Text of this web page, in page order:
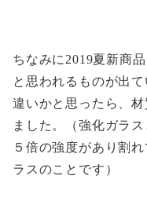
ちなみに2019夏新商
と思われるものが出
違いかと思ったら、
ました。（強化ガラ
５倍の強度があり割
ラスのことです）